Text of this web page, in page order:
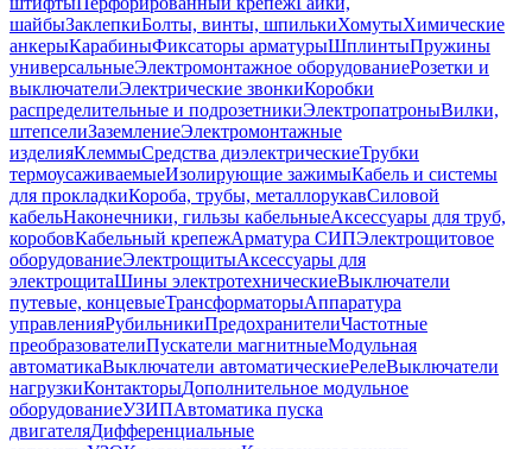
шайбыЗаклепкиБолты, винты, шпилькиХомутыХимические
анкерыКарабиныФиксаторы арматурыШплинтыПружины
универсальныеЭлектромонтажное оборудованиеРозетки и
выключателиЭлектрические звонкиКоробки
распределительные и подрозетникиЭлектропатроныВилки,
штепселиЗаземлениеЭлектромонтажные
изделияКлеммыСредства диэлектрическиеТрубки
термоусаживаемыеИзолирующие зажимыКабель и системы
для прокладкиКороба, трубы, металлорукавСиловой
кабельНаконечники, гильзы кабельныеАксессуары для труб,
коробовКабельный крепежАрматура СИПЭлектрощитовое
оборудованиеЭлектрощитыАксессуары для
электрощитаШины электротехническиеВыключатели
путевые, концевыеТрансформаторыАппаратура
управленияРубильникиПредохранителиЧастотные
преобразователиПускатели магнитныеМодульная
автоматикаВыключатели автоматическиеРелеВыключатели
нагрузкиКонтакторыДополнительное модульное
оборудованиеУЗИПАвтоматика пуска
двигателяДифференциальные